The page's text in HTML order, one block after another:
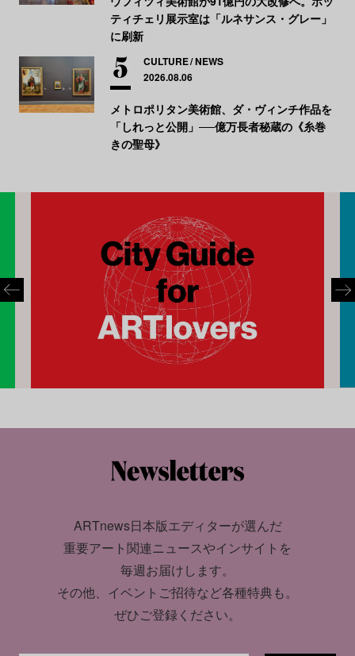
ティチェリ展示室は「ルネサンス・グレー」
に刷新
CULTURE NEWS
2026.08.06
メトロポリタン美術館、ダ・ヴィンチ作品を
「しれっと公開」──億万長者秘蔵の《糸巻
きの聖母》
ARTnews日本版エディターが選んだ
重要アート関連ニュースやインサイトを
毎週お届けします。
その他、イベントご招待など各種特典も。
ぜひご登録ください。